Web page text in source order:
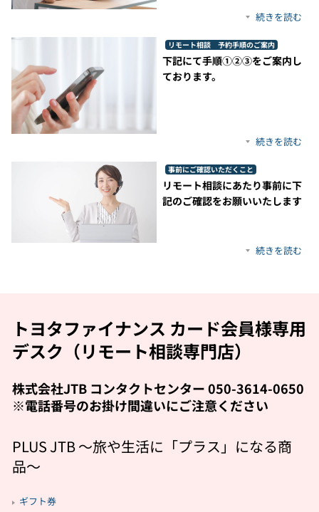
続きを読む
リモート相談 予約手順のご案内
下記にて手順①②③をご案内し
ております。
続きを読む
事前にご確認いただくこと
リモート相談にあたり事前に下
記のご確認をお願いいたします
続きを読む
トヨタファイナンス カード会員様専用
デスク（リモート相談専門店）
株式会社JTB コンタクトセンター 050-3614-0650
※電話番号のお掛け間違いにご注意ください
PLUS JTB 〜旅や生活に「プラス」になる商
品〜
ギフト券